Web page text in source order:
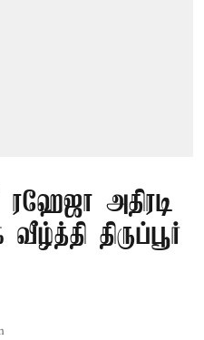
ரஹேஜா அதிரடி
திருப்பூர்